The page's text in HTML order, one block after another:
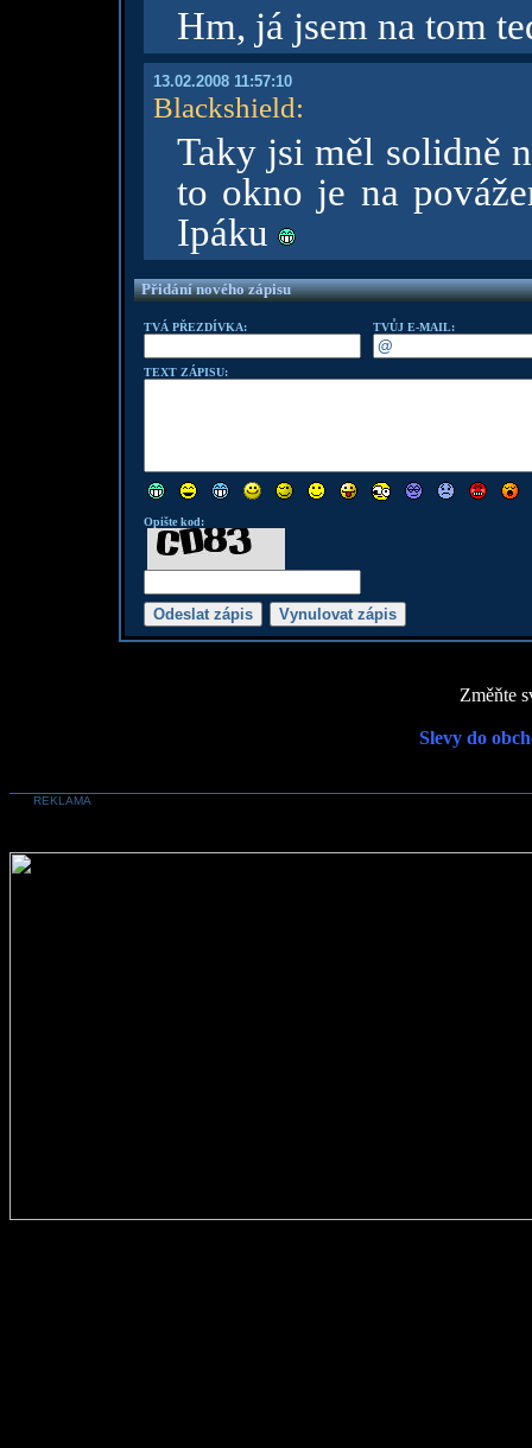
Hm, já jsem na tom
13.02.2008 11:57:10
Blackshield:
Taky jsi měl solidně
to okno je na
Ipáku
Přidání nového zápisu
TVÁ PŘEZDÍVKA: TVŮJ E-MAIL:
TEXT ZÁPISU:
Opište kod:
Změňte
Slevy do
REKLAMA